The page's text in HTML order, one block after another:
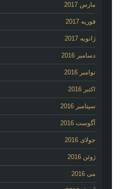
مارس 2017
فوریه 2017
ژانویه 2017
دسامبر 2016
نوامبر 2016
اکتبر 2016
سپتامبر 2016
آگوست 2016
جولای 2016
ژوئن 2016
می 2016